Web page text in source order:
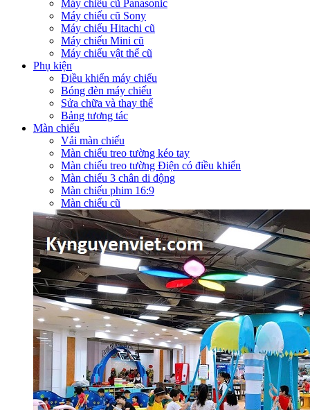
Máy chiếu cũ Panasonic
Máy chiếu cũ Sony
Máy chiếu Hitachi cũ
Máy chiếu Mini cũ
Máy chiếu vật thể cũ
Phụ kiện
Điều khiển máy chiếu
Bóng đèn máy chiếu
Sửa chữa và thay thế
Bảng tương tác
Màn chiếu
Vải màn chiếu
Màn chiếu treo tường kéo tay
Màn chiếu treo tường Điện có điều khiển
Màn chiếu 3 chân di động
Màn chiếu phim 16:9
Màn chiếu cũ